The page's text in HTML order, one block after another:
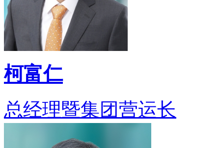
柯富仁
总经理暨集团营运长